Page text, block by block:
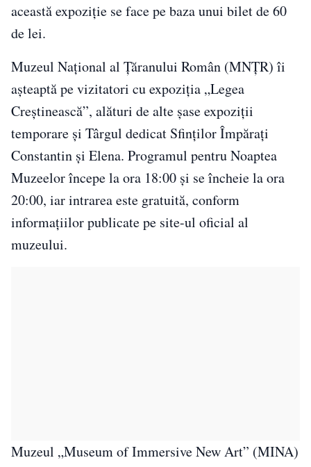
această expoziție se face pe baza unui bilet de 60
de lei.
Muzeul Național al Țăranului Român (MNȚR) îi
așteaptă pe vizitatori cu expoziția „Legea
Creștinească”, alături de alte șase expoziții
temporare și Târgul dedicat Sfinților Împărați
Constantin și Elena. Programul pentru Noaptea
Muzeelor începe la ora 18:00 și se încheie la ora
20:00, iar intrarea este gratuită, conform
informațiilor publicate pe site-ul oficial al
muzeului.
Muzeul „Museum of Immersive New Art” (MINA)